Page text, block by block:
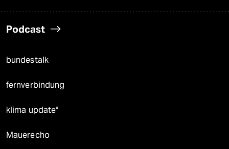
Podcast
bundestalk
fernverbindung
klima update°
Mauerecho